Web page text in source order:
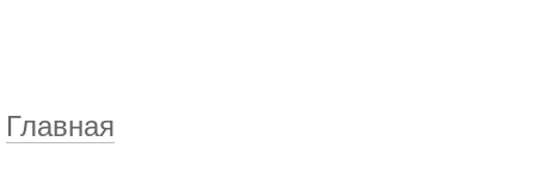
Главная